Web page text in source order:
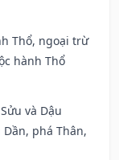
Thổ, ngoại trừ
hành Thổ
và Dậu
phá Thân,